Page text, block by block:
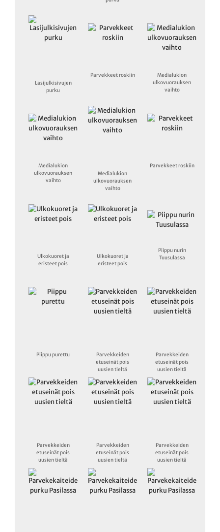
Lasijulkisivujen
purku
Parvekkeet roskiin
Medialukion
ulkovuorauksen
vaihto
Medialukion
ulkovuorauksen
vaihto
Medialukion
ulkovuorauksen
vaihto
Parvekkeet roskiin
Ulkokuoret ja
eristeet pois
Ulkokuoret ja
eristeet pois
Piippu nurin
Tuusulassa
Piippu purettu
Parvekkeiden
etuseinät pois
uusien tieltä
Parvekkeiden
etuseinät pois
uusien tieltä
Parvekkeiden
etuseinät pois
uusien tieltä
Parvekkeiden
etuseinät pois
uusien tieltä
Parvekkeiden
etuseinät pois
uusien tieltä